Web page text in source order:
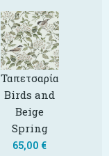
Ταπετσαρία
Birds and
Beige
Spring
65,00 €